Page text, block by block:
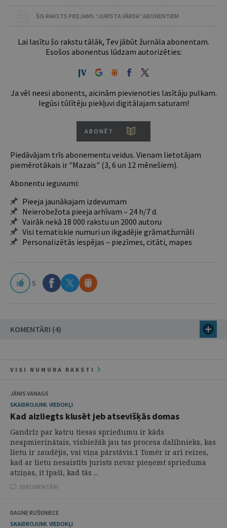
ŠIS RAKSTS PIEEJAMS “JURISTA VĀRDA” ABONENTIEM
Lai lasītu šo rakstu tālāk, Tev jābūt žurnāla abonentam.
Esošos abonentus lūdzam autorizēties:
Ja vēl neesi abonents, aicinām pievienoties lasītāju pulkam.
Iegūsi tūlītēju piekļuvi digitālajam saturam!
ABONĒT
Piedāvājam trīs abonementu veidus. Vienam lietotājam
piemērotākais ir "Mazais" (3, 6 un 12 mēnešiem).
Abonentu ieguvumi:
Pieeja jaunākajam izdevumam
Neierobežota pieeja arhīvam – 24 h/7 d.
Vairāk nekā 18 000 rakstu un 2000 autoru
Visi tematiskie numuri un ikgadējie grāmatžurnāli
Personalizētās iespējas – piezīmes, citāti, mapes
5
KOMENTĀRI (4)
VISI NUMURA RAKSTI
JĀNIS VANAGS
SKAIDROJUMI. VIEDOKĻI
Kad aizliegts klusēt jeb atsevišķās domas
Gandrīz par katru tiesas spriedumu ir kāds
neapmierinātais, visbiežāk jau tas procesa dalībnieks, kas
lietu ir zaudējis, vai viņa pārstāvis.1 Tomēr ir arī reizes,
kad ar lietu nesaistīts jurists nevar pieņemt sprieduma
atziņas, it īpaši, kad tās ...
30 KOMENTĀRI
DAGNE RUŠENIECE
SKAIDROJUMI. VIEDOKĻI